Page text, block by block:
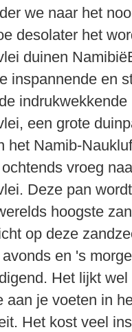
we naar het
desolater het
duinen
inspannende en
indrukwekkende
een grote
het Namib-
vroeg
Deze pan
hoogste
op deze
en 's
Het lijkt wel
aan je voeten in
Het kost veel